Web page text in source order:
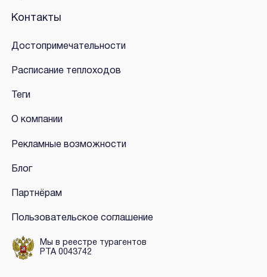
Контакты
Достопримечательности
Расписание теплоходов
Теги
О компании
Рекламные возможности
Блог
Партнёрам
Пользовательское соглашение
Мы в реестре турагентов
РТА 0043742